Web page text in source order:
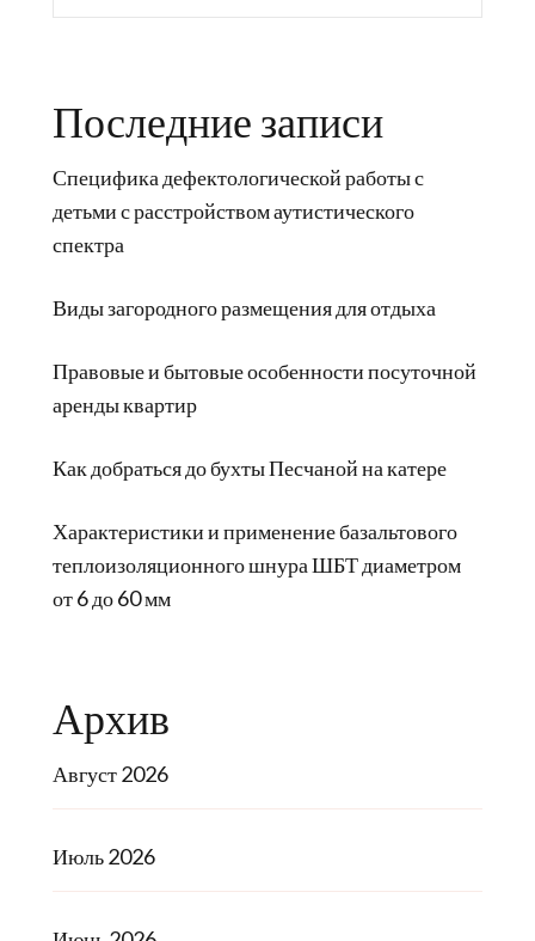
Последние записи
Специфика дефектологической работы с
детьми с расстройством аутистического
спектра
Виды загородного размещения для отдыха
Правовые и бытовые особенности посуточной
аренды квартир
Как добраться до бухты Песчаной на катере
Характеристики и применение базальтового
теплоизоляционного шнура ШБТ диаметром
от 6 до 60 мм
Архив
Август 2026
Июль 2026